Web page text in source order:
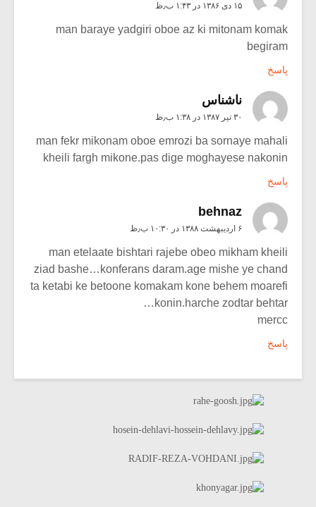
۱۵ دی ۱۳۸۶ در ۱:۴۳ ب٫ظ
man baraye yadgiri oboe az ki mitonam komak
begiram
پاسخ
ناشناس
۳۰ تیر ۱۳۸۷ در ۱:۳۸ ب٫ظ
man fekr mikonam oboe emrozi ba sornaye mahali
kheili fargh mikone.pas dige moghayese nakonin
پاسخ
behnaz
۶ اردیبهشت ۱۳۸۸ در ۱۰:۳۰ ب٫ظ
man etelaate bishtari rajebe obeo mikham kheili
ziad bashe…konferans daram.age mishe ye chand
ta ketabi ke betoone komakam kone behem moarefi
konin.harche zodtar behtar…
mercc
پاسخ